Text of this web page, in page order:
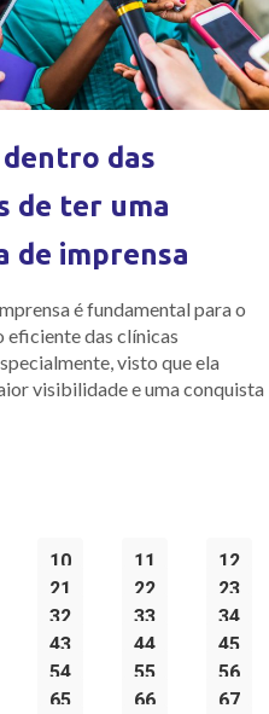
das
de ter uma
de imprensa
é fundamental para o
eficiente das clínicas
visto que ela
visibilidade e uma conquista
10 11
12
21 22
23
32 33
34
43 44
45
54 55
56
65 66
67